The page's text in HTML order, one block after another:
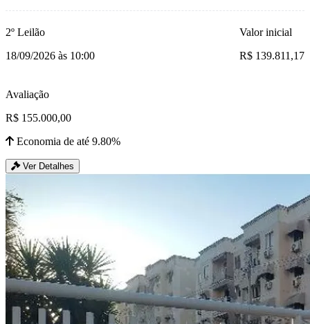
2º Leilão
18/09/2026 às 10:00
Valor inicial
R$ 139.811,17
Avaliação
R$ 155.000,00
Economia de até 9.80%
Ver Detalhes